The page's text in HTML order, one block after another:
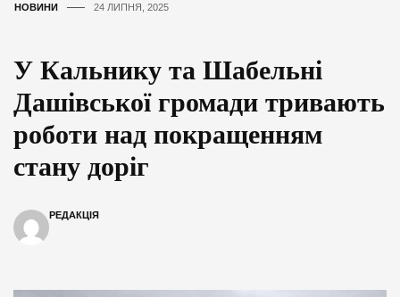
НОВИНИ 24 ЛИПНЯ, 2025
У Кальнику та Шабельні
Дашівської громади тривають
роботи над покращенням
стану доріг
РЕДАКЦІЯ